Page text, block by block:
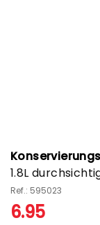
1.8L
Ref.: 595023
6.95